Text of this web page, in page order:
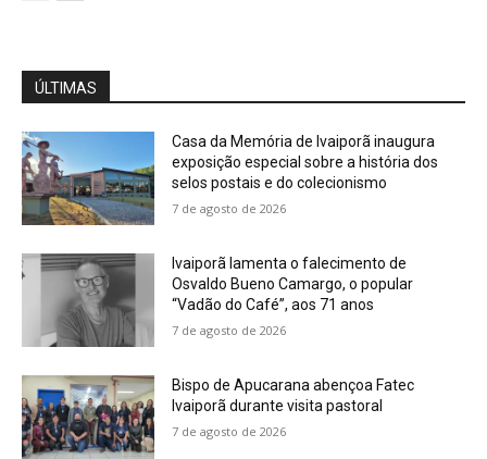
ÚLTIMAS
Casa da Memória de Ivaiporã inaugura
exposição especial sobre a história dos
selos postais e do colecionismo
7 de agosto de 2026
Ivaiporã lamenta o falecimento de
Osvaldo Bueno Camargo, o popular
“Vadão do Café”, aos 71 anos
7 de agosto de 2026
Bispo de Apucarana abençoa Fatec
Ivaiporã durante visita pastoral
7 de agosto de 2026